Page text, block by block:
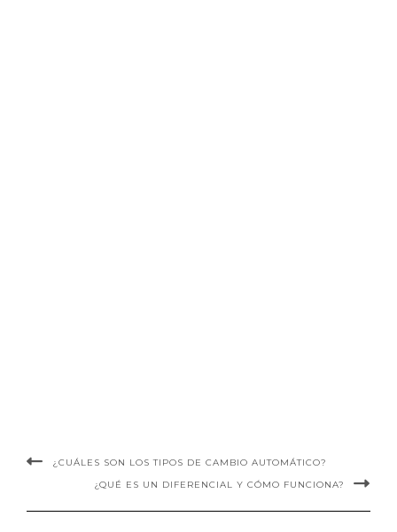
¿CUÁLES SON LOS TIPOS DE CAMBIO AUTOMÁTICO?
¿QUÉ ES UN DIFERENCIAL Y CÓMO FUNCIONA?